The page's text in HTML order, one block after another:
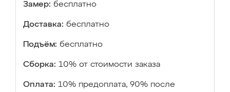
Замер: бесплатно
Доставка: бесплатно
Подъём: бесплатно
Сборка: 10% от стоимости заказа
Оплата: 10% предоплата, 90% после